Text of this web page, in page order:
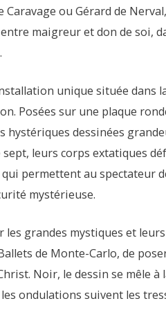
Caravage ou Gérard de Nerval,
maigreur et don de soi,
unique située dans
Posées sur une plaque
hystériques dessinées
sept, leurs corps extatiques
permettent au spectateur
mystérieuse.
les grandes mystiques et
de Monte-Carlo, de
Noir, le dessin se mêle
ondulations suivent les